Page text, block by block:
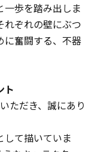
歩を踏み出しま
ぞれの壁にぶつ
に奮闘する、不器
ト
ただき、誠にあり
して描いていま